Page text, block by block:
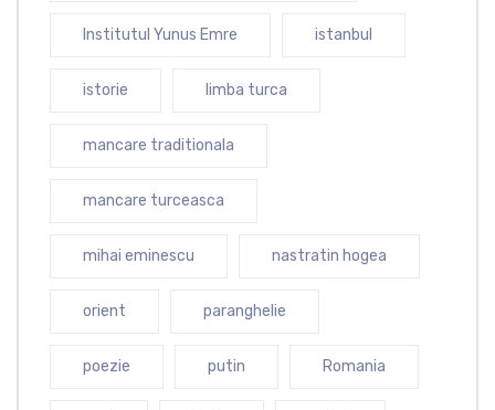
Institutul Yunus Emre istanbul
istorie limba turca
mancare traditionala
mancare turceasca
mihai eminescu nastratin hogea
orient paranghelie
poezie putin Romania